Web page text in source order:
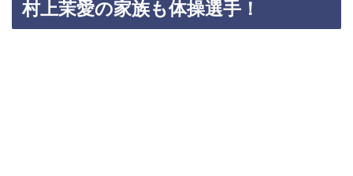
村上茉愛の家族も体操選手！